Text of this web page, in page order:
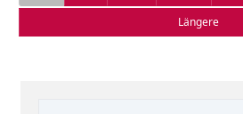
Längere